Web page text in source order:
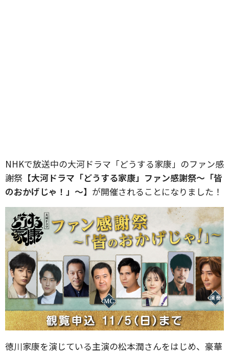
NHKで放送中の大河ドラマ「どうする家康」のファン感
謝祭 【大河ドラマ「どうする家康」ファン感謝祭～「皆
のおかげじゃ！」～】 が開催されることになりました！
徳川家康を演じている主演の松本潤さんをはじめ、豪華